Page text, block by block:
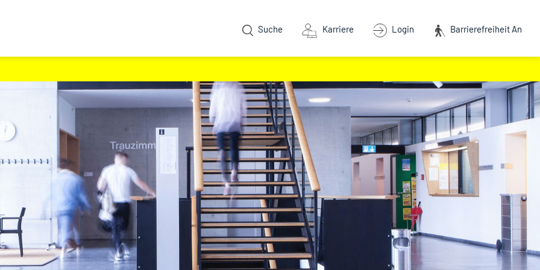
Suche Karriere Login Barrierefreiheit An